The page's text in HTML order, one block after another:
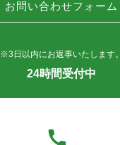
お問い合わせフォーム
※3日以内にお返事いたします。
24時間受付中